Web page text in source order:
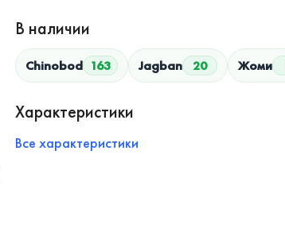
В наличии
Chinobod 163 Jagban 20 Жоми
Характеристики
Все характеристики